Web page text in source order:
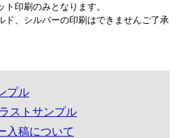
印刷のみとなります。
ド、シルバーの印刷はできませんご了承
プル
ストサンプル
入稿について